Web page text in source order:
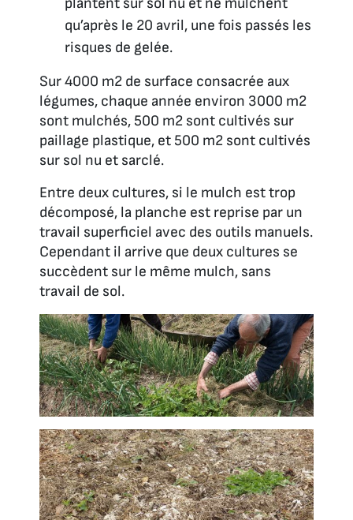
qu’après le 20 avril, une fois passés les
risques de gelée.
Sur 4000 m2 de surface consacrée aux
légumes, chaque année environ 3000 m2
sont mulchés, 500 m2 sont cultivés sur
paillage plastique, et 500 m2 sont cultivés
sur sol nu et sarclé.
Entre deux cultures, si le mulch est trop
décomposé, la planche est reprise par un
travail superficiel avec des outils manuels.
Cependant il arrive que deux cultures se
succèdent sur le même mulch, sans
travail de sol.